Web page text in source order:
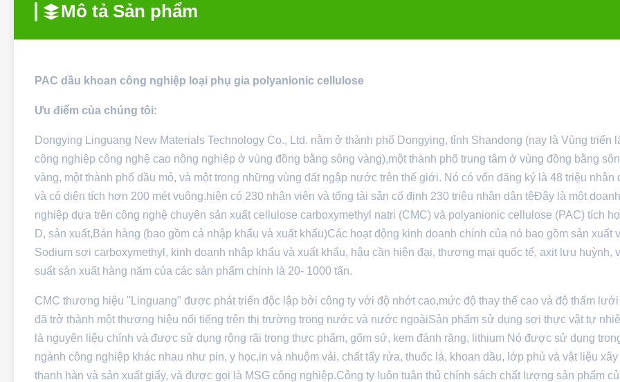
Mô tả Sản phẩm
PAC dầu khoan công nghiệp loại phụ gia polyanionic cellulose
Ưu điểm của chúng tôi:
Dongying Linguang New Materials Technology Co., Ltd. nằm ở thành phố Dongying, tỉnh Shandong (nay là Vùng triển
công nghiệp công nghệ cao nông nghiệp ở vùng đồng bằng sông vàng),một thành phố trung tâm ở vùng đồng bằng
vàng, một thành phố dầu mỏ, và một trong những vùng đất ngập nước trên thế giới. Nó có vốn đăng ký là 48 triệu nhân
và có diện tích hơn 200 mét vuông.hiện có 230 nhân viên và tổng tài sản cố định 230 triệu nhân dân tệĐây là một doanh
nghiệp dựa trên công nghệ chuyên sản xuất cellulose carboxymethyl natri (CMC) và polyanionic cellulose (PAC) tích
D, sản xuất,Bán hàng (bao gồm cả nhập khẩu và xuất khẩu)Các hoạt động kinh doanh chính của nó bao gồm sản xuất
Sodium sợi carboxymethyl, kinh doanh nhập khẩu và xuất khẩu, hậu cần hiện đại, thương mại quốc tế, axit lưu huỳnh,
suất sản xuất hàng năm của các sản phẩm chính là 20- 1000 tấn.
CMC thương hiệu "Linguang" được phát triển độc lập bởi công ty với độ nhớt cao,mức độ thay thế cao và độ thấm
đã trở thành một thương hiệu nổi tiếng trên thị trường trong nước và nước ngoàiSản phẩm sử dụng sợi thực vật tự
là nguyên liệu chính và được sử dụng rộng rãi trong thực phẩm, gốm sứ, kem đánh răng, lithium Nó được sử dụng
ngành công nghiệp khác nhau như pin, y học,in và nhuộm vải, chất tẩy rửa, thuốc lá, khoan dầu, lớp phủ và vật liệu
thanh hàn và sản xuất giấy, và được gọi là MSG công nghiệp.Công ty luôn tuân thủ chính sách chất lượng sản phẩm